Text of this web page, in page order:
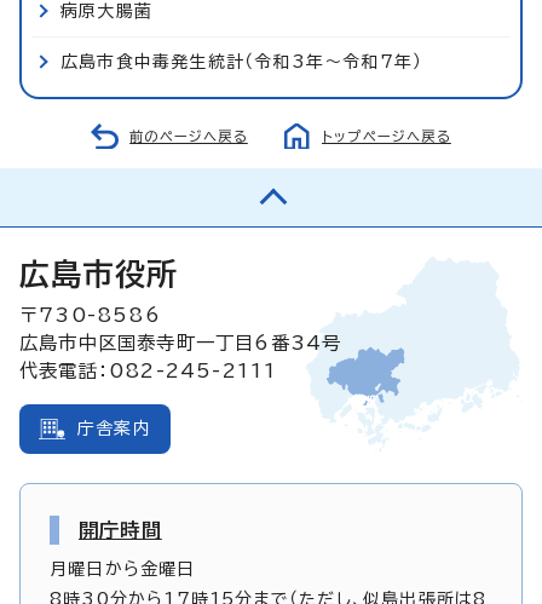
病原大腸菌
広島市食中毒発生統計（令和3年～令和7年）
前のページへ戻る トップページへ戻る
広島市役所
〒730-8586
広島市中区国泰寺町一丁目6番34号
代表電話：082-245-2111
庁舎案内
開庁時間
月曜日から金曜日
8時30分から17時15分まで（ただし、似島出張所は8